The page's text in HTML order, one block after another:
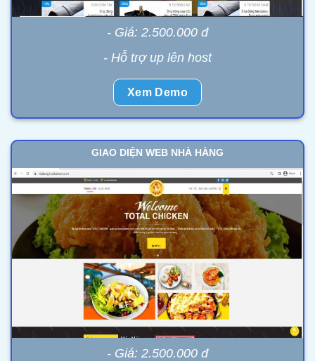
- Giá: 2.500.000 đ
- Hỗ trợ up lên host
Xem Demo
GIAO DIỆN WEB NHÀ HÀNG
- Giá: 2.500.000 đ